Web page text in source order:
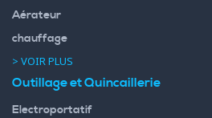
Aérateur
chauffage
> VOIR PLUS
Outillage et Quincaillerie
Electroportatif